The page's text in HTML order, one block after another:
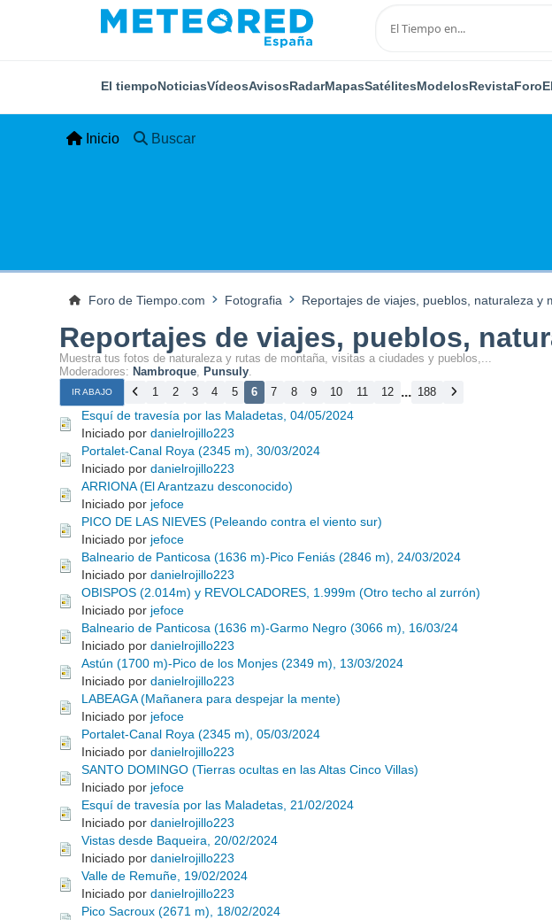
El tiempoNoticiasVídeosAvisosRadarMapasSatélitesModelosRevistaForo
Inicio Buscar
Foro de Tiempo.com Fotografia Reportajes de viajes, pueblos, naturaleza y
Reportajes de viajes, pueblos,
Muestra tus fotos de naturaleza y rutas de montaña, visitas a ciudades y pueblos,...
Moderadores: Nambroque, Punsuly.
IR ABAJO 1 2 3 4 5 6 7 8 9 10 11 12 ... 188
Esquí de travesía por las Maladetas, 04/05/2024
Iniciado por danielrojillo223
Portalet-Canal Roya (2345 m), 30/03/2024
Iniciado por danielrojillo223
ARRIONA (El Arantzazu desconocido)
Iniciado por jefoce
PICO DE LAS NIEVES (Peleando contra el viento sur)
Iniciado por jefoce
Balneario de Panticosa (1636 m)-Pico Feniás (2846 m), 24/03/2024
Iniciado por danielrojillo223
OBISPOS (2.014m) y REVOLCADORES, 1.999m (Otro techo al zurrón)
Iniciado por jefoce
Balneario de Panticosa (1636 m)-Garmo Negro (3066 m), 16/03/24
Iniciado por danielrojillo223
Astún (1700 m)-Pico de los Monjes (2349 m), 13/03/2024
Iniciado por danielrojillo223
LABEAGA (Mañanera para despejar la mente)
Iniciado por jefoce
Portalet-Canal Roya (2345 m), 05/03/2024
Iniciado por danielrojillo223
SANTO DOMINGO (Tierras ocultas en las Altas Cinco Villas)
Iniciado por jefoce
Esquí de travesía por las Maladetas, 21/02/2024
Iniciado por danielrojillo223
Vistas desde Baqueira, 20/02/2024
Iniciado por danielrojillo223
Valle de Remuñe, 19/02/2024
Iniciado por danielrojillo223
Pico Sacroux (2671 m), 18/02/2024